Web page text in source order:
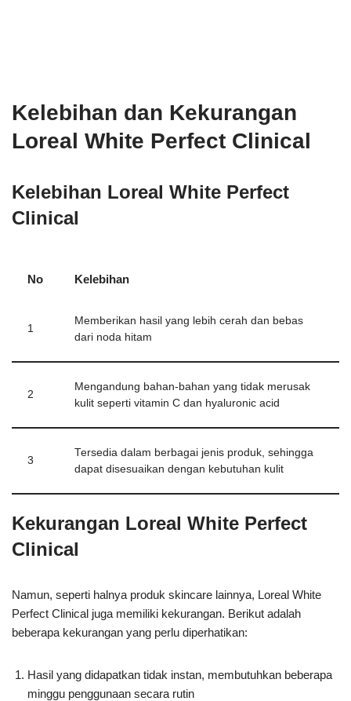
Kelebihan dan Kekurangan
Loreal White Perfect Clinical
Kelebihan Loreal White Perfect
Clinical
No Kelebihan
1
Memberikan hasil yang lebih cerah dan bebas
dari noda hitam
2
Mengandung bahan-bahan yang tidak merusak
kulit seperti vitamin C dan hyaluronic acid
3
Tersedia dalam berbagai jenis produk, sehingga
dapat disesuaikan dengan kebutuhan kulit
Kekurangan Loreal White Perfect
Clinical
Namun, seperti halnya produk skincare lainnya, Loreal White
Perfect Clinical juga memiliki kekurangan. Berikut adalah
beberapa kekurangan yang perlu diperhatikan:
Hasil yang didapatkan tidak instan, membutuhkan beberapa
minggu penggunaan secara rutin